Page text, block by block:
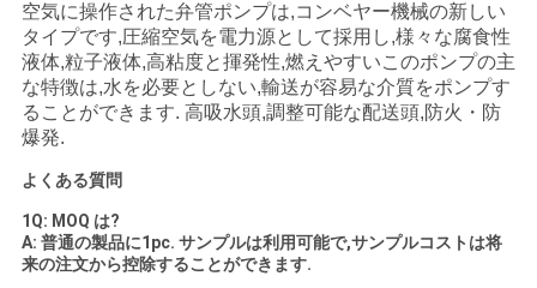
空気に操作された弁管ポンプは,コンベヤー機械の新しい
タイプです,圧縮空気を電力源として採用し,様々な腐食性
液体,粒子液体,高粘度と揮発性,燃えやすいこのポンプの主
な特徴は,水を必要としない,輸送が容易な介質をポンプす
ることができます. 高吸水頭,調整可能な配送頭,防火・防
爆発.
よくある質問
1Q: MOQ は?
A: 普通の製品に1pc. サンプルは利用可能で,サンプルコストは将
来の注文から控除することができます.